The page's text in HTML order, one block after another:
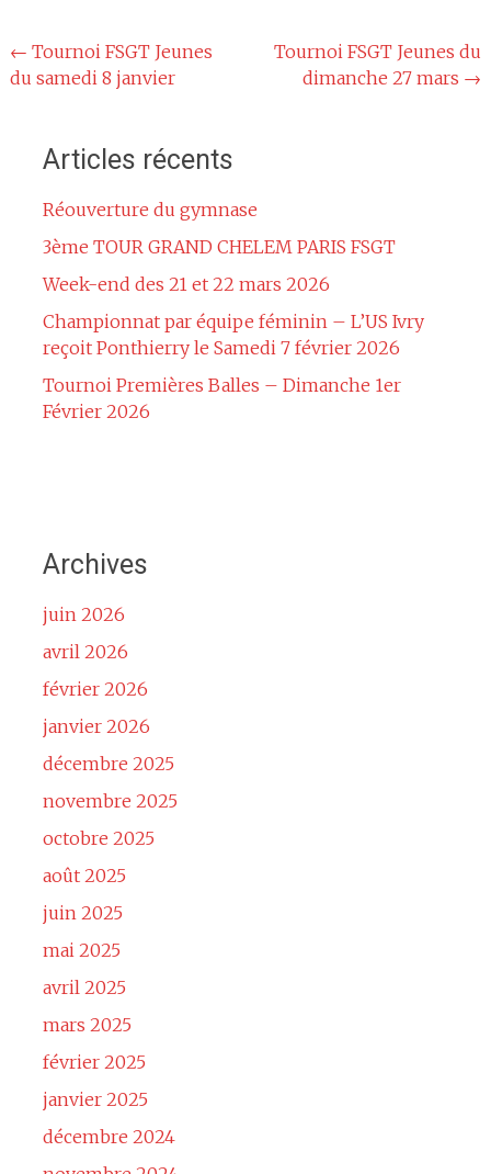
Navigation
de
← Tournoi FSGT Jeunes
du samedi 8 janvier
Tournoi FSGT Jeunes du
dimanche 27 mars →
Articles récents
Réouverture du gymnase
3ème TOUR GRAND CHELEM PARIS FSGT
Week-end des 21 et 22 mars 2026
Championnat par équipe féminin – L’US Ivry
reçoit Ponthierry le Samedi 7 février 2026
Tournoi Premières Balles – Dimanche 1er
Février 2026
Archives
juin 2026
avril 2026
février 2026
janvier 2026
décembre 2025
novembre 2025
octobre 2025
août 2025
juin 2025
mai 2025
avril 2025
mars 2025
février 2025
janvier 2025
décembre 2024